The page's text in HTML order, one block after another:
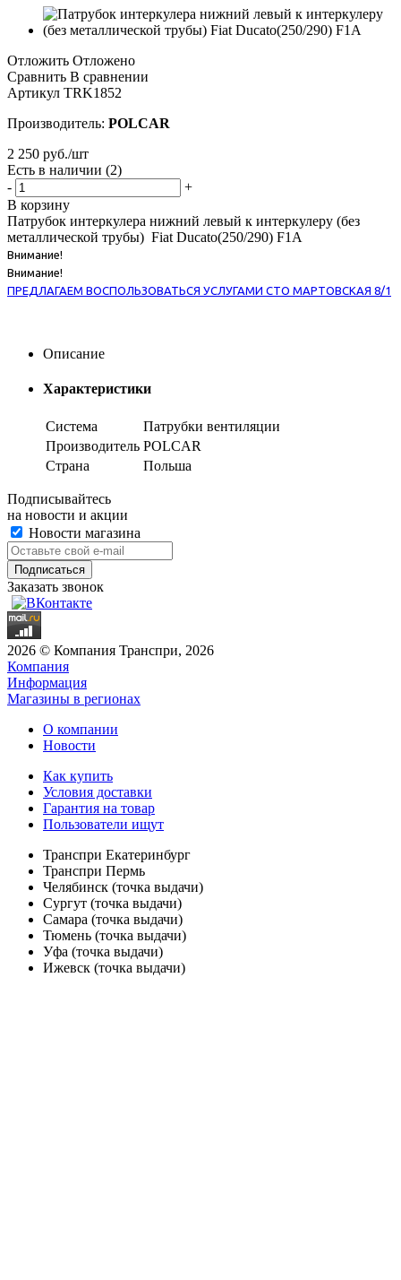
Отложить Отложено
Сравнить В сравнении
Артикул TRK1852
Производитель: POLCAR
2 250 руб./шт
Есть в наличии (2)
-
+
В корзину
Патрубок интеркулера нижний левый к интеркулеру (без
металлической трубы) Fiat Ducato(250/290) F1A
Внимание!
Внимание!
ПРЕДЛАГАЕМ ВОСПОЛЬЗОВАТЬСЯ УСЛУГАМИ СТО МАРТОВСКАЯ 8/1
Описание
Характеристики
Система
Патрубки вентиляции
Производитель POLCAR
Страна
Польша
Подписывайтесь
на новости и акции
Новости магазина
Заказать звонок
2026 © Компания Транспри, 2026
Компания
Информация
Магазины в регионах
О компании
Новости
Как купить
Условия доставки
Гарантия на товар
Пользователи ищут
Транспри Екатеринбург
Транспри Пермь
Челябинск (точка выдачи)
Сургут (точка выдачи)
Самара (точка выдачи)
Тюмень (точка выдачи)
Уфа (точка выдачи)
Ижевск (точка выдачи)